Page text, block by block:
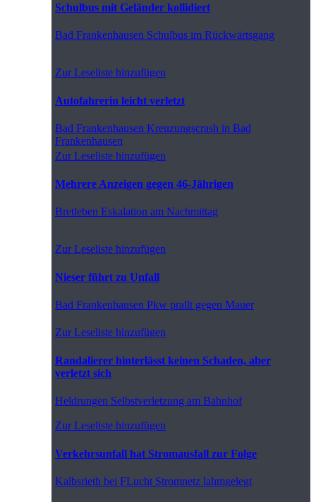
Schulbus mit Geländer kollidiert
Bad Frankenhausen Schulbus im Rückwärtsgang
Zur Leseliste hinzufügen
Autofahrerin leicht verletzt
Bad Frankenhausen Kreuzungscrash in Bad
Frankenhausen
Zur Leseliste hinzufügen
Mehrere Anzeigen gegen 46-Jährigen
Bretleben Eskalation am Nachmittag
Zur Leseliste hinzufügen
Nieser führt zu Unfall
Bad Frankenhausen Pkw prallt gegen Mauer
Zur Leseliste hinzufügen
Randalierer hinterlässt keinen Schaden, aber
verletzt sich
Heldrungen Selbstverletzung am Bahnhof
Zur Leseliste hinzufügen
Verkehrsunfall hat Stromausfall zur Folge
Kalbsrieth bei FLucht Stromnetz lahmgelegt